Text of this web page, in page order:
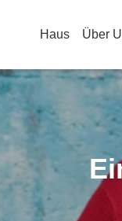
Haus Über